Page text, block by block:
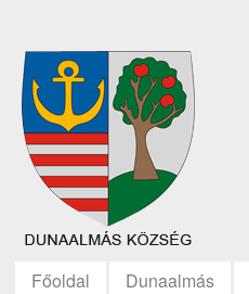
Főoldal Dunaalmás